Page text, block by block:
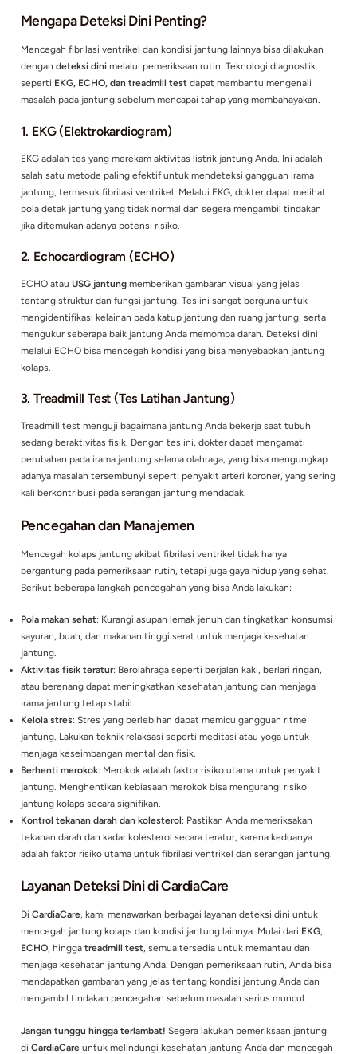
diatasi, fibrilasi ventrikel dapat menyebabkan kolaps jantung
Gejala umum fibrilasi ventrikelmeliputi:
Napas terengah-engah atau berhenti
Detak jantung cepat dan tidak teratur
Rasa lemah mendadak
Kondisi ini sering kali terjadi tanpa peringatan dan dapat
mencegah jantung kolaps.
Mengapa Deteksi Dini Penting?
Mencegah fibrilasi ventrikel dan kondisi jantung lainnya bisa
dengandeteksi dinimelalui pemeriksaan rutin. Teknologi
seperti
masalah pada jantung sebelum mencapai tahap yang
1. EKG (Elektrokardiogram)
EKG adalah tes yang merekam aktivitas listrik jantung Anda.
salah satu metode paling efektif untuk mendeteksi
pola detak jantung yang tidak normal dan segera mengambil
jika ditemukan adanya potensi risiko.
2.Echocardiogram (ECHO)
ECHO atauUSG jantungmemberikan gambaran visual yang
tentang struktur dan fungsi jantung. Tes ini sangat berguna
mengidentifikasi kelainan pada katup jantung dan ruang
mengukur seberapa baik jantung Anda memompa darah.
melalui ECHO bisa mencegah kondisi yang bisa
kolaps.
3.Treadmill Test (Tes Latihan Jantung)
Treadmill test menguji bagaimana jantung Anda bekerja
sedang beraktivitas fisik. Dengan tes ini, dokter dapat
perubahan pada irama jantung selama olahraga, yang bisa
kali berkontribusi pada serangan jantung mendadak.
Pencegahan dan Manajemen
Mencegah kolaps jantung akibat fibrilasi ventrikel tidak
bergantung pada pemeriksaan rutin, tetapi juga gaya hidup
Berikut beberapa langkah pencegahan yang bisa Anda
Pola makan sehat: Kurangi asupan lemak jenuh dan